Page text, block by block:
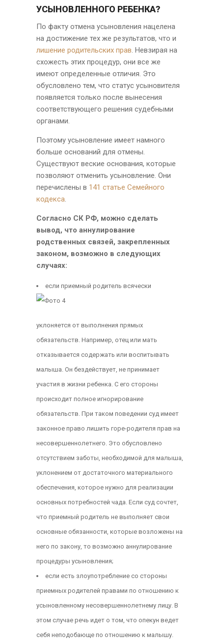
УСЫНОВЛЕННОГО РЕБЕНКА?
По факту отмена усыновления нацелена
на достижение тех же результатов, что и
лишение родительских прав. Невзирая на
схожесть этих процедур, они все же
имеют определенные отличия. Это
обусловлено тем, что статус усыновителя
появляется только после вынесения
соответствующего решения судебными
органами.
Поэтому усыновление имеет намного
больше оснований для отмены.
Существуют веские основания, которые
позволяют отменить усыновление. Они
перечислены в 141 статье Семейного
кодекса.
Согласно СК РФ, можно сделать
вывод, что аннулирование
родственных связей, закрепленных
законом, возможно в следующих
случаях:
если приемный родитель всячески
уклоняется от выполнения прямых
обязательств. Например, отец или мать
отказывается содержать или воспитывать
малыша. Он бездействует, не принимает
участия в жизни ребенка. С его стороны
происходит полное игнорирование
обязательств. При таком поведении суд имеет
законное право лишить горе-родителя прав на
несовершеннолетнего. Это обусловлено
отсутствием заботы, необходимой для малыша,
уклонением от достаточного материального
обеспечения, которое нужно для реализации
основных потребностей чада. Если суд сочтет,
что приемный родитель не выполняет свои
основные обязанности, которые возложены на
него по закону, то возможно аннулирование
процедуры усыновления;
если есть злоупотребление со стороны
приемных родителей правами по отношению к
усыновленному несовершеннолетнему лицу. В
этом случае речь идет о том, что опекун ведет
себя неподобающе по отношению к малышу.